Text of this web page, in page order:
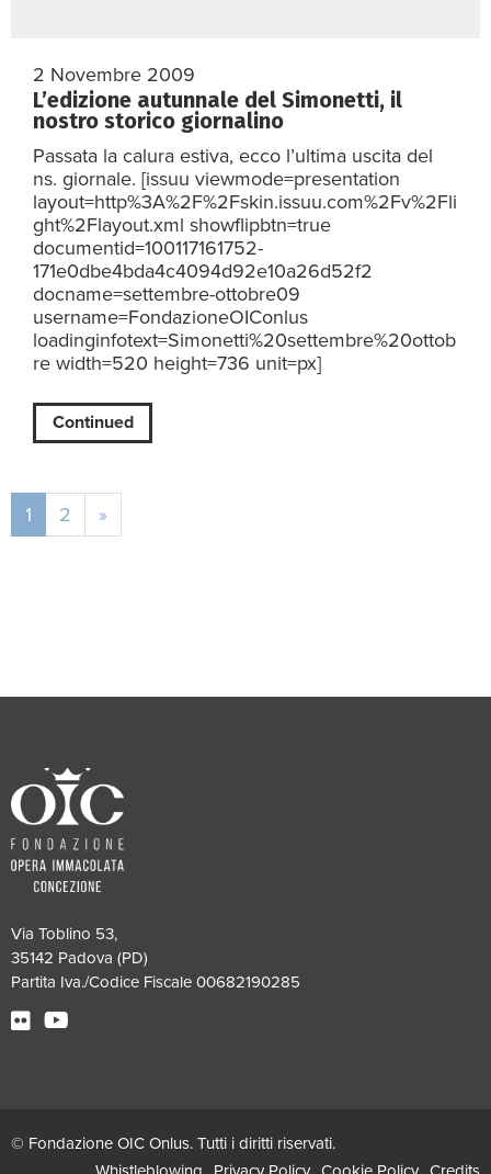
2 Novembre 2009
L’edizione autunnale del Simonetti, il
nostro storico giornalino
Passata la calura estiva, ecco l’ultima uscita del
ns. giornale. [issuu viewmode=presentation
layout=http%3A%2F%2Fskin.issuu.com%2Fv%2Fli
ght%2Flayout.xml showflipbtn=true
documentid=100117161752-
171e0dbe4bda4c4094d92e10a26d52f2
docname=settembre-ottobre09
username=FondazioneOIConlus
loadinginfotext=Simonetti%20settembre%20ottob
re width=520 height=736 unit=px]
Continued
1 2 »
Via Toblino 53,
35142 Padova (PD)
Partita Iva./Codice Fiscale 00682190285
© Fondazione OIC Onlus. Tutti i diritti riservati.